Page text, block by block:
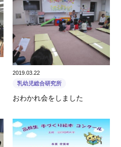
2019.03.22
乳幼児総合研究所
おわかれ会をしました